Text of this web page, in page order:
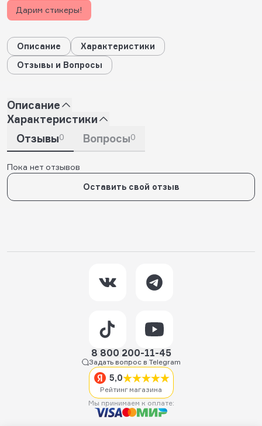
Дарим стикеры!
Описание
Характеристики
Отзывы и Вопросы
Описание
Характеристики
Отзывы0 Вопросы0
Пока нет отзывов
Оставить свой отзыв
8 800 200-11-45
Задать вопрос в Telegram
5,0
Рейтинг магазина
Мы принимаем к оплате: